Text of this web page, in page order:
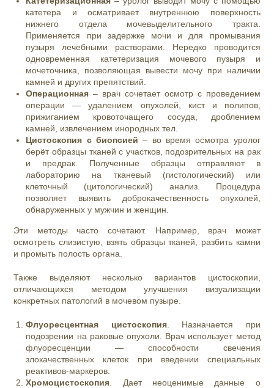
катетера и осматривает внутреннюю поверхность
нижнего отдела мочевыделительного тракта.
Применяется при задержке мочи и для промывания
пузыря лечебными растворами. Нередко проводится
одновременная катетеризация мочевого пузыря и
мочеточника , позволяющая вывести мочу при наличии
камней и других препятствий.
Операционная – врач сочетает осмотр с проведением
операции — удалением опухолей, кист и полипов,
прижиганием кровоточащего сосуда, дроблением
камней, извлечением инородных тел.
Цистоскопия с биопсией – во время осмотра уролог
берёт образцы тканей с участков, подозрительных на рак
и предрак. Полученные образцы отправляют в
лабораторию на тканевый (гистологический) или
клеточный (цитологический) анализ. Процедура
позволяет выявить доброкачественность опухолей,
обнаруженныху мужчин и женщин
Эти методы часто сочетают. Например, врач может
осмотреть слизистую, взять образцы тканей, разбить камни
и промыть полость органа.
Также выделяют несколько вариантов цистоскопии,
отличающихся методом улучшения визуализации
конкретных патологий в мочевом пузыре.
Флуоресцентная цистоскопия. Назначается при
подозрении на раковые опухоли. Врач использует метод
флуоресценции — способности свечения
злокачественных клеток при введении специальных
реактивов-маркеров.
Хромоцистоскопия . Дает неоценимые данные о